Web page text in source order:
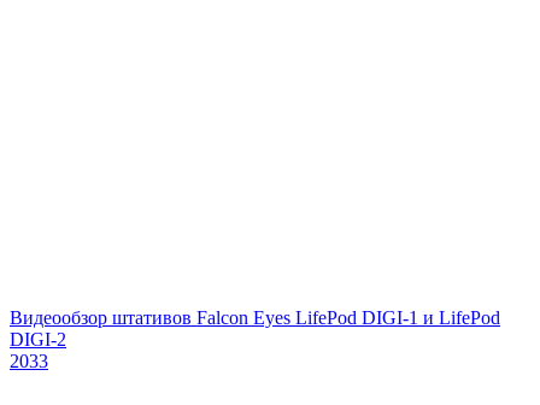
Видеообзор штативов Falcon Eyes LifePod DIGI-1 и LifePod
DIGI-2
2033